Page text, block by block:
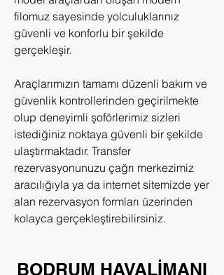
filomuz sayesinde yolculuklarınız
güvenli ve konforlu bir şekilde
gerçekleşir.
Araçlarımızın tamamı düzenli bakım ve
güvenlik kontrollerinden geçirilmekte
olup deneyimli şoförlerimiz sizleri
istediğiniz noktaya güvenli bir şekilde
ulaştırmaktadır. Transfer
rezervasyonunuzu çağrı merkezimiz
aracılığıyla ya da internet sitemizde yer
alan rezervasyon formları üzerinden
kolayca gerçekleştirebilirsiniz.
BODRUM HAVALİMANI